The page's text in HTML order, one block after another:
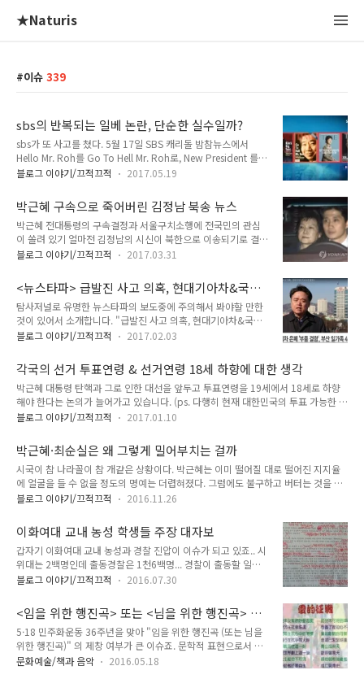
★Naturis
이슈 339
sbs의 반복되는 일베 논란, 단순한 실수일까?
sbs가 또 사고를 쳤다. 5월 17일 SBS 캐리돌 밤참뉴스에서
Hello Mr. Roh를 Go To Hell Mr. Roh로, New President 를
New Copse로 바꿔 표기한 이미지를 삽입했던 것.. 여러 방송사
실. 이쯤이면 이게 실수인지 고의인지 의심이 든다. (심지어는
sbs에 일베들이 집중 침투하는 것인지 sbs가 일베를 집중 채용
한 것인지 의심이 들 정도로. )누군가 끔찍한 실수를 하면 그 다
음부터 그런 실수가 반복되지 않도록 노력하기 마련이다. 게다가
무슨 기술적인 어려움이 있는 것도 아니라면 그냥 주의만 기울이
겠지만 과연 본사차원에서 얼마나 노력을 기울..
블로그 이야기/끄적끄적 2017.05.19
박근혜 구속으로 죽어버린 김정남 북송 뉴스
박근혜 전대통령의 구속결정과 서울구치소행에 전국민의 관심
이 쏠려 있기 얼마전 김정남의 시신이 북한으로 이송되기로 결정
되고 얼마후 베이징으로 시신이 이동했다는 소식이 있었습니다.
겠죠)오히려 국제언론에서는 김정남 시신 북송보도에 관심을 갖
고 있더군요.. 아마도 말레이지아와 북한당국간에 모종의 거래가
있었던게 아닐까 싶었는데 협상조건이 억류된 말레이지아인들
과 맞교환을 한다고는 합니다.. 아무리 그래도 그렇지 암살한 쪽
에 시신을 인도해주는 말레이지아 당국도 참 웃기는 넘들인듯..
뉴스만 아니라면 김정남 뉴스도 탑뉴스감일텐데 아직 대부분의
한국인들은 소식을 모르는 듯.. 남북의 두 ..
블로그 이야기/끄적끄적 2017.03.31
<뉴스타파> 급발진 사고 의혹, 현대기아차&국과
수가 덮었나~
탐사저널로 유명한 뉴스타파의 보도중에 주의해서 봐야할 만한
것이 있어서 소개합니다. "급발진 사고 의혹, 현대기아차&국과
수가 덮었나"라는 보도입니다. 현기차 싫어하는 분들이 많은데
구원)의 급발진 조사 능력 없음... ㅋ 한심합니다.. 능력 없으면 조
사결과를 내놓지를 말아야지 뭐 하는 건지... 기본이 않돼있는 대
한민국을 여실히 보여줍니다.. 뉴스타파측에 의하면 2000년대
초중반 생산된 투산, 산타페, 트라제 XG 차량 운전자는 특히 조
심하셔야 한다고...
블로그 이야기/끄적끄적 2017.02.03
각국의 선거 투표연령 & 선거연령 18세 하향에 대한 생각
박근혜 대통령 탄핵과 그로 인한 대선을 앞두고 투표연령을 19세에서 18세로 하향
해야 한다는 논의가 늘어가고 있습니다. (ps. 다행히 현재 대한민국의 투표 가능한 나
이는 18세로 바뀌었습니다. 이왕하는 거 투표시간도 연장했으면 좋겠네요.. )그러면
니다.. 가나: 18가봉: 18가이아나[Guyana]: 18감비아[Gambia]: 18건지
[Guernsey]: 16과들루프[Guadeloupe]: 18과테말라: 18괌: 18그레나다
[Grenada]: 18그리스: 17그린란드: 18기니[Guinea]: 18기니비사우[Guinea-
Bissau]: 18나미비아: 18나우루[Nauru]: 20나이지리아: 18남수단: 17남아프리카
공화국..
블로그 이야기/끄적끄적 2017.01.10
박근혜·최순실은 왜 그렇게 밀어부치는 걸까
시국이 참 나라꼴이 참 개같은 상황이다. 박근혜는 이미 떨어질 대로 떨어진 지지율
에 얼굴을 들 수 없을 정도의 명예는 더렵혀졌다. 그럼에도 불구하고 버터는 것을 보
면 무슨 의도를 갖고 있는지 알다가도 모르겠다. 그냥 물러나면 될걸 온나라를 볼모
정보들이 까발려졌지만 그럼에도 불구하고 더욱 치명적인 정보들은 아직 드러나지
않고 있다. 아직 들어날 것들이 많은데 검찰이나 몇몇 언론 등은 그 치명적인 정보를
공개하길 주저하는 듯 보인다.. 그래서 추측해 본다. 왜 그리 버티는 것인지.. 그 치명
적 정보는 무엇인지.. 정확한 정보가 없으니 추측만 해 볼 뿐이고 내나름 추측을 해본
다.. 따라서 이하의 글은 추측이고 상상일 뿐임을 명..
블로그 이야기/끄적끄적 2016.11.26
이화여대 교내 농성 학생들 주장 대자보
갑자기 이화여대 교내 농성과 경찰 진압이 이슈가 되고 있죠.. 시
위대는 2백명인데 출동경찰은 1천6백명... 경찰이 출동할 일도
아닌데 대규모 투입과 과잉진압은 어김없이 발생하고요.. 경찰투
려잡는데 쓰는건가.. 국민 때려잡는 명령에는 무조건 따르는 경
찰은 뭔가.. 그래서 경찰의 마스코트가 포돌이였나.. 보수신문들
은 어김없이 친정부 나발불어대고, 어김없이 외부세력 얘기도 지
껄이고... http://pann.nate.com/talk/332577800 -> 요기
글은 참고로 읽어보시고.. 아래는 이화여대생들의 주장이 담긴
블로그 이야기/끄적끄적 2016.07.30
<임을 위한 행진곡> 또는 <님을 위한 행진곡> 외
국 사례
5·18 민주화운동 36주년을 맞아 "임을 위한 행진곡 (또는 님을
위한 행진곡)" 의 제창 여부가 큰 이슈죠. 문학적 표현으로서 임
보다는 님이라고 하는게 맞다고 봅니다만.. 아무튼... 사실 박의
문화예술/책과 음악 2016.05.18